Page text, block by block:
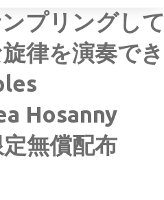
プリングして
律を演奏でき
Hosanny
無償配布